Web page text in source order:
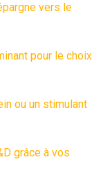
vers le
pour le choix
ou un stimulant
grâce à vos